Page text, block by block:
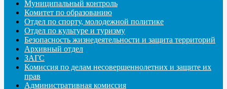
Муниципальный контроль
Комитет по образованию
Отдел по спорту, молодежной политике
Отдел по культуре и туризму
Безопасность жизнедеятельности и защита территорий
Архивный отдел
ЗАГС
Комиссия по делам несовершеннолетних и защите их
прав
Административная комиссия